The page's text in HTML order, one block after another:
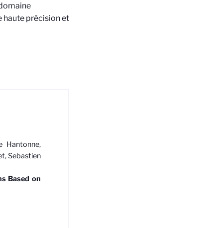
haute précision et
Hantonne,
Sebastien
Based on